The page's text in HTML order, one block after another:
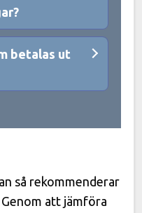
betalas ut
så rekommenderar
att jämföra